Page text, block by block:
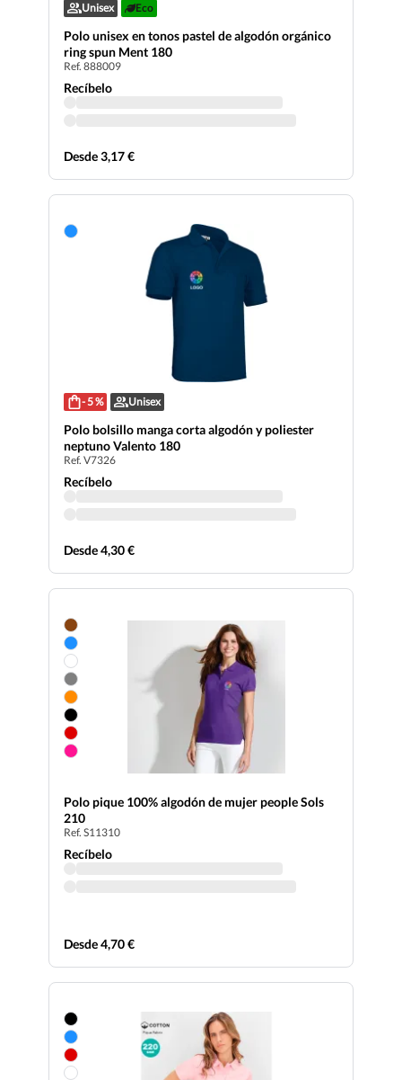
Unisex Eco
Polo unisex en tonos pastel de algodón orgánico
ring spun Ment 180
Ref. 888009
Recíbelo
Desde 3,17 €
- 5 % Unisex
Polo bolsillo manga corta algodón y poliester
neptuno Valento 180
Ref. V7326
Recíbelo
Desde 4,30 €
Polo pique 100% algodón de mujer people Sols
210
Ref. S11310
Recíbelo
Desde 4,70 €